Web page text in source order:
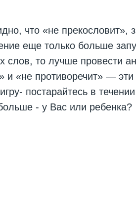
что «не прекословит»,
еще только больше
слов, то лучше провести
и «не противоречит» —
постарайтесь в
- у Вас или ребенка?